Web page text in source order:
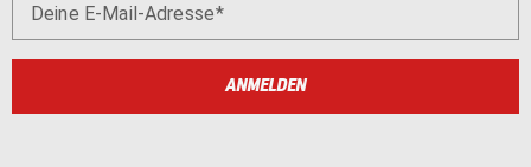
Deine E-Mail-Adresse
ANMELDEN